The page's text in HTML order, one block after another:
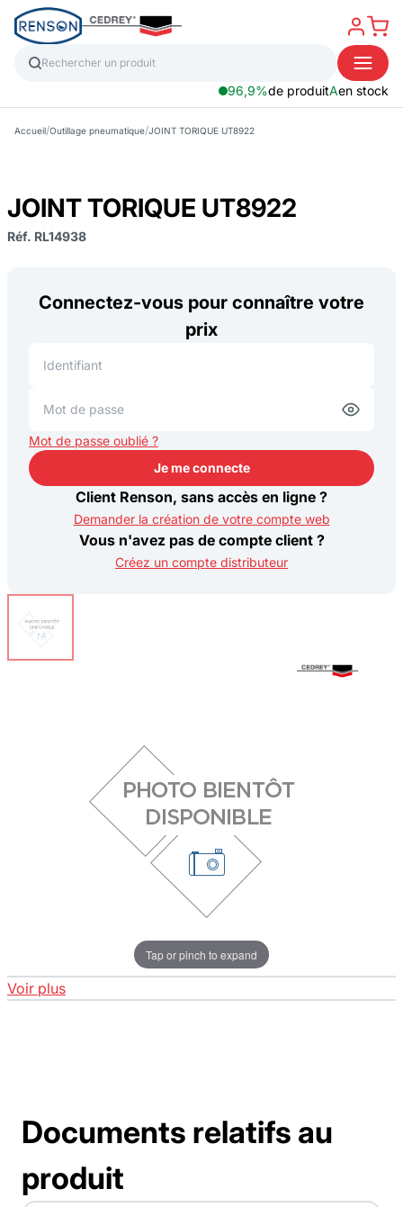
96,9%de produitAen stock
Accueil/Outillage pneumatique/JOINT TORIQUE UT8922
Tap or pinch to expand
Voir plus
JOINT TORIQUE UT8922
Réf. RL14938
Connectez-vous pour connaître votre
prix
Mot de passe oublié ?
Je me connecte
Je me connecte
Client Renson, sans accès en ligne ?
Demander la création de votre compte web
Vous n'avez pas de compte client ?
Créez un compte distributeur
Documents relatifs au
produit